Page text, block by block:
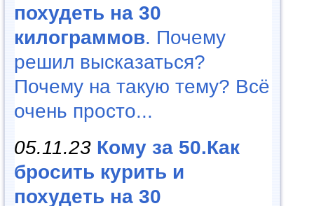
похудеть на 30
килограммов. Почему
решил высказаться?
Почему на такую тему? Всё
очень просто...
05.11.23 Кому за 50.Как
бросить курить и
похудеть на 30